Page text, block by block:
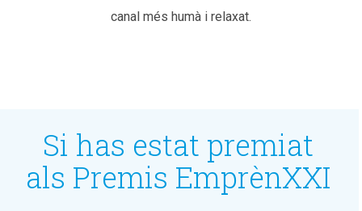
canal més humà i relaxat.
Si has estat premiat
als Premis EmprènXXI